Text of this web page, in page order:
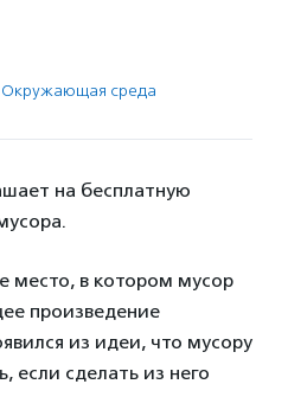
Окружающая среда
на бесплатную
место, в котором мусор
произведение
из идеи, что мусору
если сделать из него